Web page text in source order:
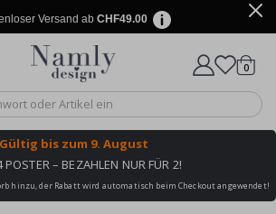
Versand ab CHF49.00
von 1029 Bewertungen
Wagen
0
Gültig bis zum 9. August
POSTER – BEZAHLEN NUR FÜR 2!
hinzu, der Rabatt wird automatisch beim Checkout angewendet!